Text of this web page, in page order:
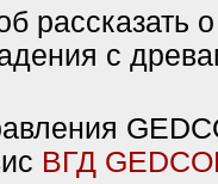
рассказать
с
ВГД